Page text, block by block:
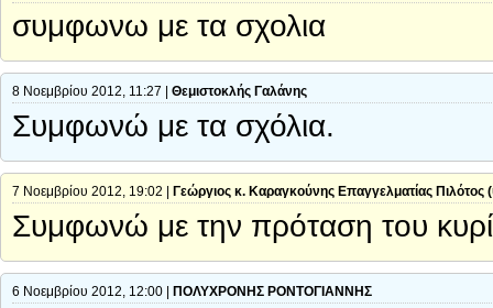
συμφωνω με τα σχολια
8 Νοεμβρίου 2012, 11:27 | Θεμιστοκλής Γαλάνης
Συμφωνώ με τα σχόλια.
7 Νοεμβρίου 2012, 19:02 | Γεώργιος κ. Καραγκούνης Επαγγελματίας Πιλότος
Συμφωνώ με την πρόταση του
6 Νοεμβρίου 2012, 12:00 | ΠΟΛΥΧΡΟΝΗΣ ΡΟΝΤΟΓΙΑΝΝΗΣ